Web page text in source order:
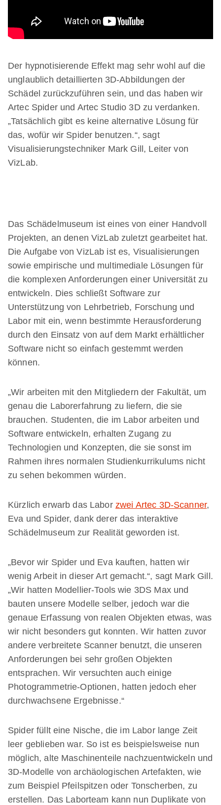
Der hypnotisierende Effekt mag sehr wohl auf die
unglaublich detaillierten 3D-Abbildungen der
Schädel zurückzuführen sein, und das haben wir
Artec Spider und Artec Studio 3D zu verdanken.
„Tatsächlich gibt es keine alternative Lösung für
das, wofür wir Spider benutzen.“, sagt
Visualisierungstechniker Mark Gill, Leiter von
VizLab.
Das Schädelmuseum ist eines von einer Handvoll
Projekten, an denen VizLab zuletzt gearbeitet hat.
Die Aufgabe von VizLab ist es, Visualisierungen
sowie empirische und multimediale Lösungen für
die komplexen Anforderungen einer Universität zu
entwickeln. Dies schließt Software zur
Unterstützung von Lehrbetrieb, Forschung und
Labor mit ein, wenn bestimmte Herausforderung
durch den Einsatz von auf dem Markt erhältlicher
Software nicht so einfach gestemmt werden
können.
„Wir arbeiten mit den Mitgliedern der Fakultät, um
genau die Laborerfahrung zu liefern, die sie
brauchen. Studenten, die im Labor arbeiten und
Software entwickeln, erhalten Zugang zu
Technologien und Konzepten, die sie sonst im
Rahmen ihres normalen Studienkurrikulums nicht
zu sehen bekommen würden.
Kürzlich erwarb das Labor zwei Artec 3D-Scanner,
Eva und Spider, dank derer das interaktive
Schädelmuseum zur Realität geworden ist.
„Bevor wir Spider und Eva kauften, hatten wir
wenig Arbeit in dieser Art gemacht.“, sagt Mark Gill.
„Wir hatten Modellier-Tools wie 3DS Max und
bauten unsere Modelle selber, jedoch war die
genaue Erfassung von realen Objekten etwas, was
wir nicht besonders gut konnten. Wir hatten zuvor
andere verbreitete Scanner benutzt, die unseren
Anforderungen bei sehr großen Objekten
entsprachen. Wir versuchten auch einige
Photogrammetrie-Optionen, hatten jedoch eher
durchwachsene Ergebnisse.“
Spider füllt eine Nische, die im Labor lange Zeit
leer geblieben war. So ist es beispielsweise nun
möglich, alte Maschinenteile nachzuentwickeln und
3D-Modelle von archäologischen Artefakten, wie
zum Beispiel Pfeilspitzen oder Tonscherben, zu
erstellen. Das Laborteam kann nun Duplikate von